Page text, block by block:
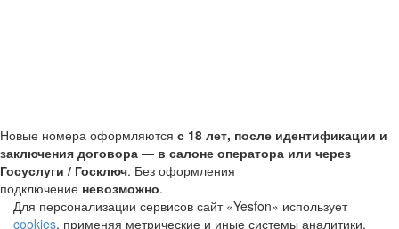
Новые номера оформляются с 18 лет, после идентификации и
заключения договора — в салоне оператора или через
Госуслуги / Госключ. Без оформления
подключение невозможно.
Для персонализации сервисов сайт «Yesfon» использует
cookies, применяя метрические и иные системы аналитики.